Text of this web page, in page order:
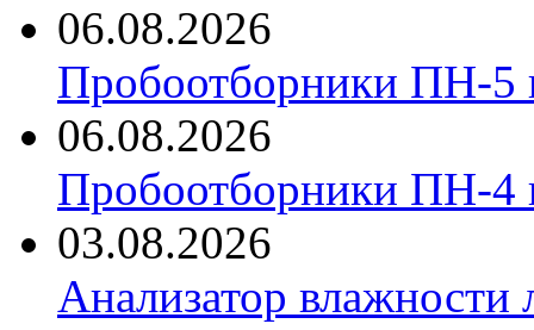
06.08.2026
Пробоотборники ПН-
06.08.2026
Пробоотборники ПН-
03.08.2026
Анализатор